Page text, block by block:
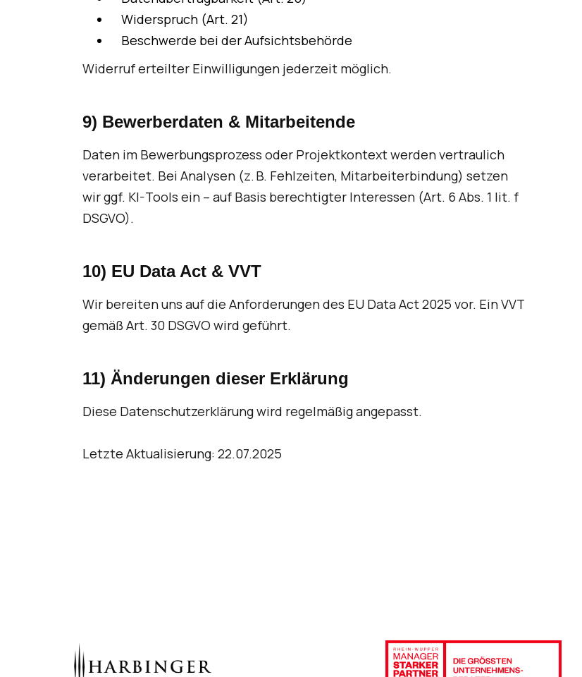
Widerspruch (Art. 21)
Beschwerde bei der Aufsichtsbehörde
Widerruf erteilter Einwilligungen jederzeit möglich.
9) Bewerberdaten & Mitarbeitende
Daten im Bewerbungsprozess oder Projektkontext werden vertraulich
verarbeitet. Bei Analysen (z. B. Fehlzeiten, Mitarbeiterbindung) setzen
wir ggf. KI-Tools ein – auf Basis berechtigter Interessen (Art. 6 Abs. 1 lit. f
DSGVO).
10) EU Data Act & VVT
Wir bereiten uns auf die Anforderungen des EU Data Act 2025 vor. Ein VVT
gemäß Art. 30 DSGVO wird geführt.
11) Änderungen dieser Erklärung
Diese Datenschutzerklärung wird regelmäßig angepasst.
Letzte Aktualisierung: 22.07.2025